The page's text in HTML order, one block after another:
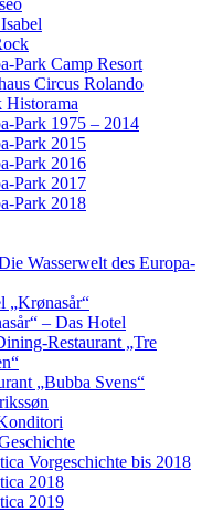
Park Camp Resort
Circus Rolando
Historama
Park 1975 – 2014
Park 2015
Park 2016
Park 2017
Park 2018
Wasserwelt des Europa-
„Krønasår“
– Das Hotel
Restaurant „Tre
„Bubba Svens“
Vorgeschichte bis 2018
2018
2019